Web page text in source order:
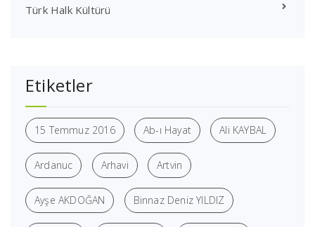
Türk Halk Kültürü
Etiketler
15 Temmuz 2016 Ab-ı Hayat Ali KAYBAL
Ardanuc Arhavi Artvin
Ayşe AKDOĞAN Binnaz Deniz YILDIZ